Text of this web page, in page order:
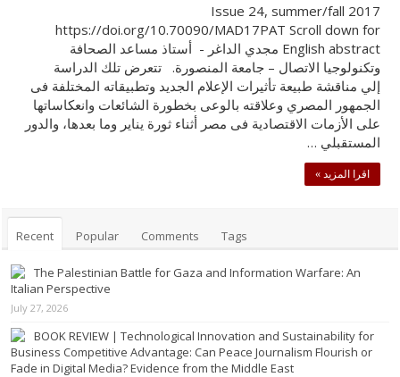
Issue 24, summer/fall 2017
https://doi.org/10.70090/MAD17PAT Scroll down for
English abstract مجدي الداغر - أستاذ مساعد الصحافة
وتكنولوجيا الاتصال – جامعة المنصورة. تتعرض تلك الدراسة
إلي مناقشة طبيعة تأثيرات الإعلام الجديد وتطبيقاته المختلفة فى
الجمهور المصري وعلاقته بالوعى بخطورة الشائعات وانعكاساتها
على الأزمات الاقتصادية فى مصر أثناء ثورة يناير وما بعدها، والدور
المستقبلي …
اقرا المزيد »
Recent Popular Comments Tags
The Palestinian Battle for Gaza and Information Warfare: An
Italian Perspective
July 27, 2026
BOOK REVIEW | Technological Innovation and Sustainability for
Business Competitive Advantage: Can Peace Journalism Flourish or
Fade in Digital Media? Evidence from the Middle East